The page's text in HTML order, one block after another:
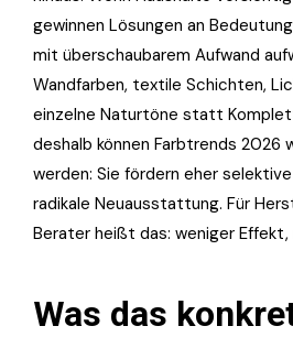
gewinnen Lösungen an
mit überschaubarem Aufwand
Wandfarben, textile Schichten,
einzelne Naturtöne statt
deshalb können Farbtrends
werden: Sie fördern eher
radikale Neuausstattung. Für
Berater heißt das: weniger Effekt,
Was das